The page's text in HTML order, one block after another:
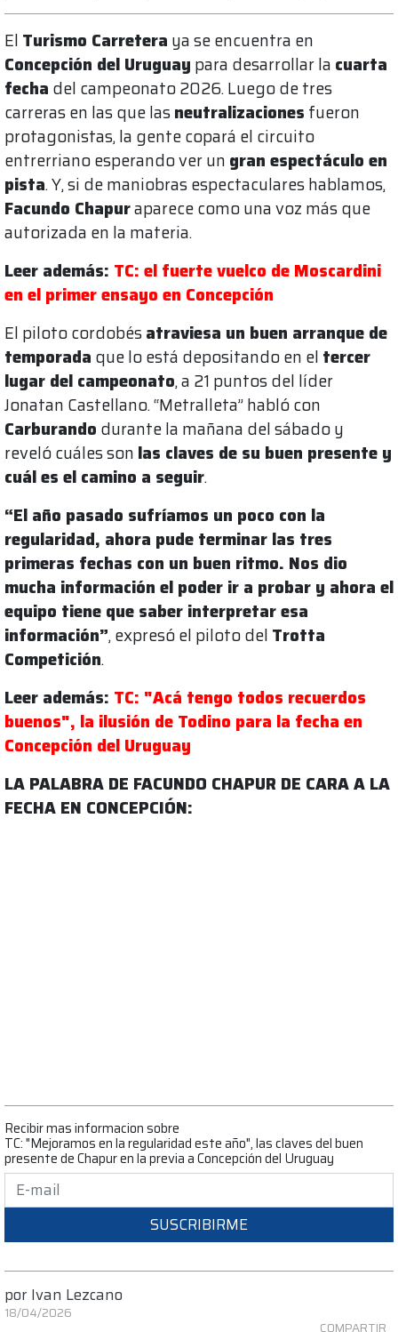
El Turismo Carretera ya se encuentra en
Concepción del Uruguay para desarrollar la cuarta
fecha del campeonato 2026. Luego de tres
carreras en las que lasneutralizaciones fueron
protagonistas, la gente copará el circuito
entrerriano esperando ver un gran espectáculo en
pista. Y, si de maniobras espectaculares hablamos,
Facundo Chapuraparece como una voz más que
autorizada en la materia.
Leer además: TC: el fuerte vuelco de Moscardini
en el primer ensayo en Concepción
El piloto cordobésatraviesa un buen arranque de
temporada que lo está depositando en el tercer
lugar del campeonato, a 21 puntos del líder
Jonatan Castellano. “Metralleta” habló con
Carburando durante la mañana del sábado y
reveló cuáles son las claves de su buen presente y
cuál es el camino a seguir.
“El año pasado sufríamos un poco con la
regularidad, ahora pude terminar las tres
primeras fechas con un buen ritmo. Nos dio
mucha información el poder ir a probar y ahora el
equipo tiene que saber interpretar esa
información”, expresó el piloto del Trotta
Competición.
Leer además: TC: "Acá tengo todos recuerdos
buenos", la ilusión de Todino para la fecha en
Concepción del Uruguay
LA PALABRA DE FACUNDO CHAPUR DE CARA A LA
FECHA EN CONCEPCIÓN:
Recibir mas informacion sobre
TC: "Mejoramos en la regularidad este año", las claves del buen
presente de Chapur en la previa a Concepción del Uruguay
SUSCRIBIRME
por Ivan Lezcano
18/04/2026
COMPARTIR